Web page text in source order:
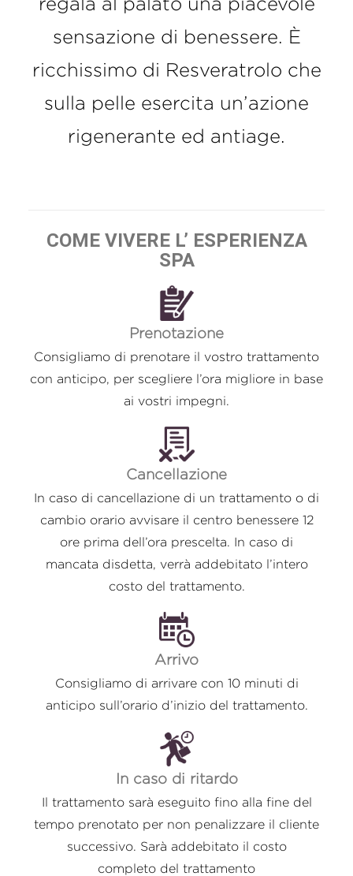
sensazione di benessere. È
ricchissimo di Resveratrolo che
sulla pelle esercita un’azione
rigenerante ed antiage.
COME VIVERE L’ ESPERIENZA
SPA
Prenotazione
Consigliamo di prenotare il vostro trattamento
con anticipo, per scegliere l’ora migliore in base
ai vostri impegni.
Cancellazione
In caso di cancellazione di un trattamento o di
cambio orario avvisare il centro benessere 12
ore prima dell’ora prescelta. In caso di
mancata disdetta, verrà addebitato l’intero
costo del trattamento.
Arrivo
Consigliamo di arrivare con 10 minuti di
anticipo sull’orario d’inizio del trattamento.
In caso di ritardo
Il trattamento sarà eseguito fino alla fine del
tempo prenotato per non penalizzare il cliente
successivo. Sarà addebitato il costo
completo del trattamento